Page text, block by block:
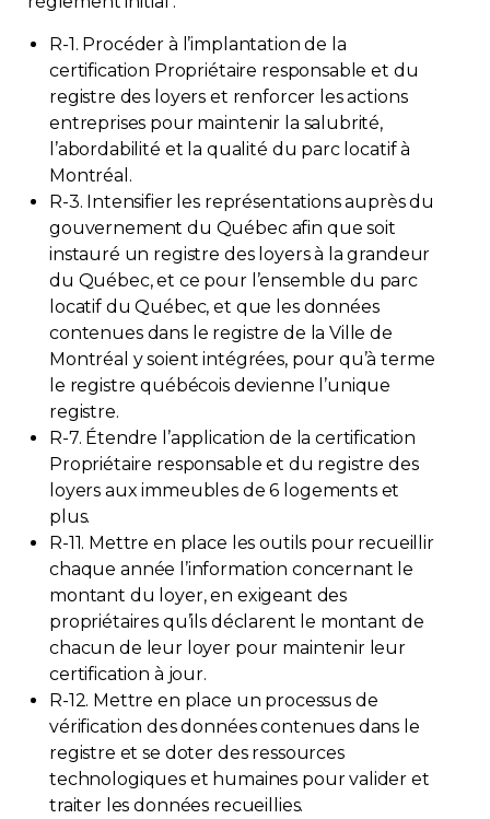
Zone Membres
Français
R-1. Procéder à l’implantation de la
certification Propriétaire responsable et du
registre des loyers et renforcer les actions
entreprises pour maintenir la salubrité,
l’abordabilité et la qualité du parc locatif à
Montréal.
R-3. Intensifier les représentations auprès du
gouvernement du Québec afin que soit
instauré un registre des loyers à la grandeur
du Québec, et ce pour l’ensemble du parc
locatif du Québec, et que les données
contenues dans le registre de la Ville de
Montréal y soient intégrées, pour qu’à terme
le registre québécois devienne l’unique
registre.
R-7. Étendre l’application de la certification
Propriétaire responsable et du registre des
loyers aux immeubles de 6 logements et
plus.
R-11. Mettre en place les outils pour recueillir
chaque année l’information concernant le
montant du loyer, en exigeant des
propriétaires qu’ils déclarent le montant de
chacun de leur loyer pour maintenir leur
certification à jour.
R-12. Mettre en place un processus de
vérification des données contenues dans le
registre et se doter des ressources
technologiques et humaines pour valider et
traiter les données recueillies.